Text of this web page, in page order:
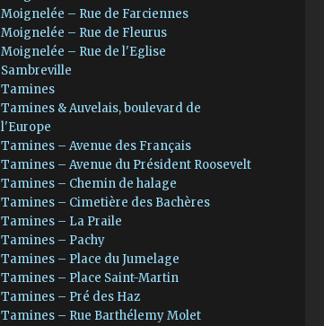
Moignelée – Rue de Farciennes
Moignelée – Rue de Fleurus
Moignelée – Rue de l'Eglise
Sambreville
Tamines
Tamines & Auvelais, boulevard de
l'Europe
Tamines – Avenue des Français
Tamines – Avenue du Président Roosevelt
Tamines – Chemin de halage
Tamines – Cimetière des Bachères
Tamines – La Praile
Tamines – Pachy
Tamines – Place du Jumelage
Tamines – Place Saint-Martin
Tamines – Pré des Haz
Tamines – Rue Barthélemy Molet